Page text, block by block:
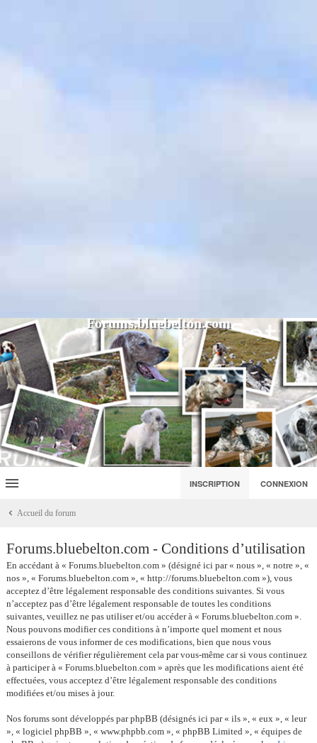
Forums.bluebelton.com
INSCRIPTION CONNEXION
Accueil du forum
Forums.bluebelton.com - Conditions d’utilisation
En accédant à « Forums.bluebelton.com » (désigné ici par « nous », « notre », «
nos », « Forums.bluebelton.com », « http://forums.bluebelton.com »), vous
acceptez d’être légalement responsable des conditions suivantes. Si vous
n’acceptez pas d’être légalement responsable de toutes les conditions
suivantes, veuillez ne pas utiliser et/ou accéder à « Forums.bluebelton.com ».
Nous pouvons modifier ces conditions à n’importe quel moment et nous
essaierons de vous informer de ces modifications, bien que nous vous
conseillons de vérifier régulièrement cela par vous-même car si vous continuez
à participer à « Forums.bluebelton.com » après que les modifications aient été
effectuées, vous acceptez d’être légalement responsable des conditions
modifiées et/ou mises à jour.
Nos forums sont développés par phpBB (désignés ici par « ils », « eux », « leur
», « logiciel phpBB », « www.phpbb.com », « phpBB Limited », « équipes de